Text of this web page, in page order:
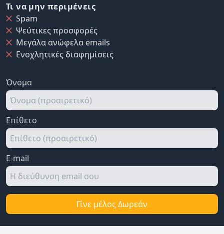
Τι να μην περιμένεις
Spam
Ψεύτικες προσφορές
Μεγάλα ανώφελα emails
Ενοχλητικές διαφημίσεις
Όνομα
Επίθετο
E-mail
Γίνε μέλος Δωρεάν